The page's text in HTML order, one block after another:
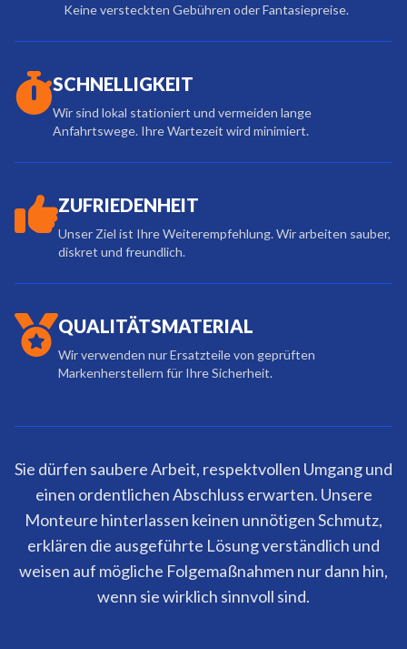
Keine versteckten Gebühren oder Fantasiepreise.
SCHNELLIGKEIT
Wir sind lokal stationiert und vermeiden lange
Anfahrtswege. Ihre Wartezeit wird minimiert.
ZUFRIEDENHEIT
Unser Ziel ist Ihre Weiterempfehlung. Wir arbeiten sauber,
diskret und freundlich.
QUALITÄTSMATERIAL
Wir verwenden nur Ersatzteile von geprüften
Markenherstellern für Ihre Sicherheit.
Sie dürfen saubere Arbeit, respektvollen Umgang und
einen ordentlichen Abschluss erwarten. Unsere
Monteure hinterlassen keinen unnötigen Schmutz,
erklären die ausgeführte Lösung verständlich und
weisen auf mögliche Folgemaßnahmen nur dann hin,
wenn sie wirklich sinnvoll sind.